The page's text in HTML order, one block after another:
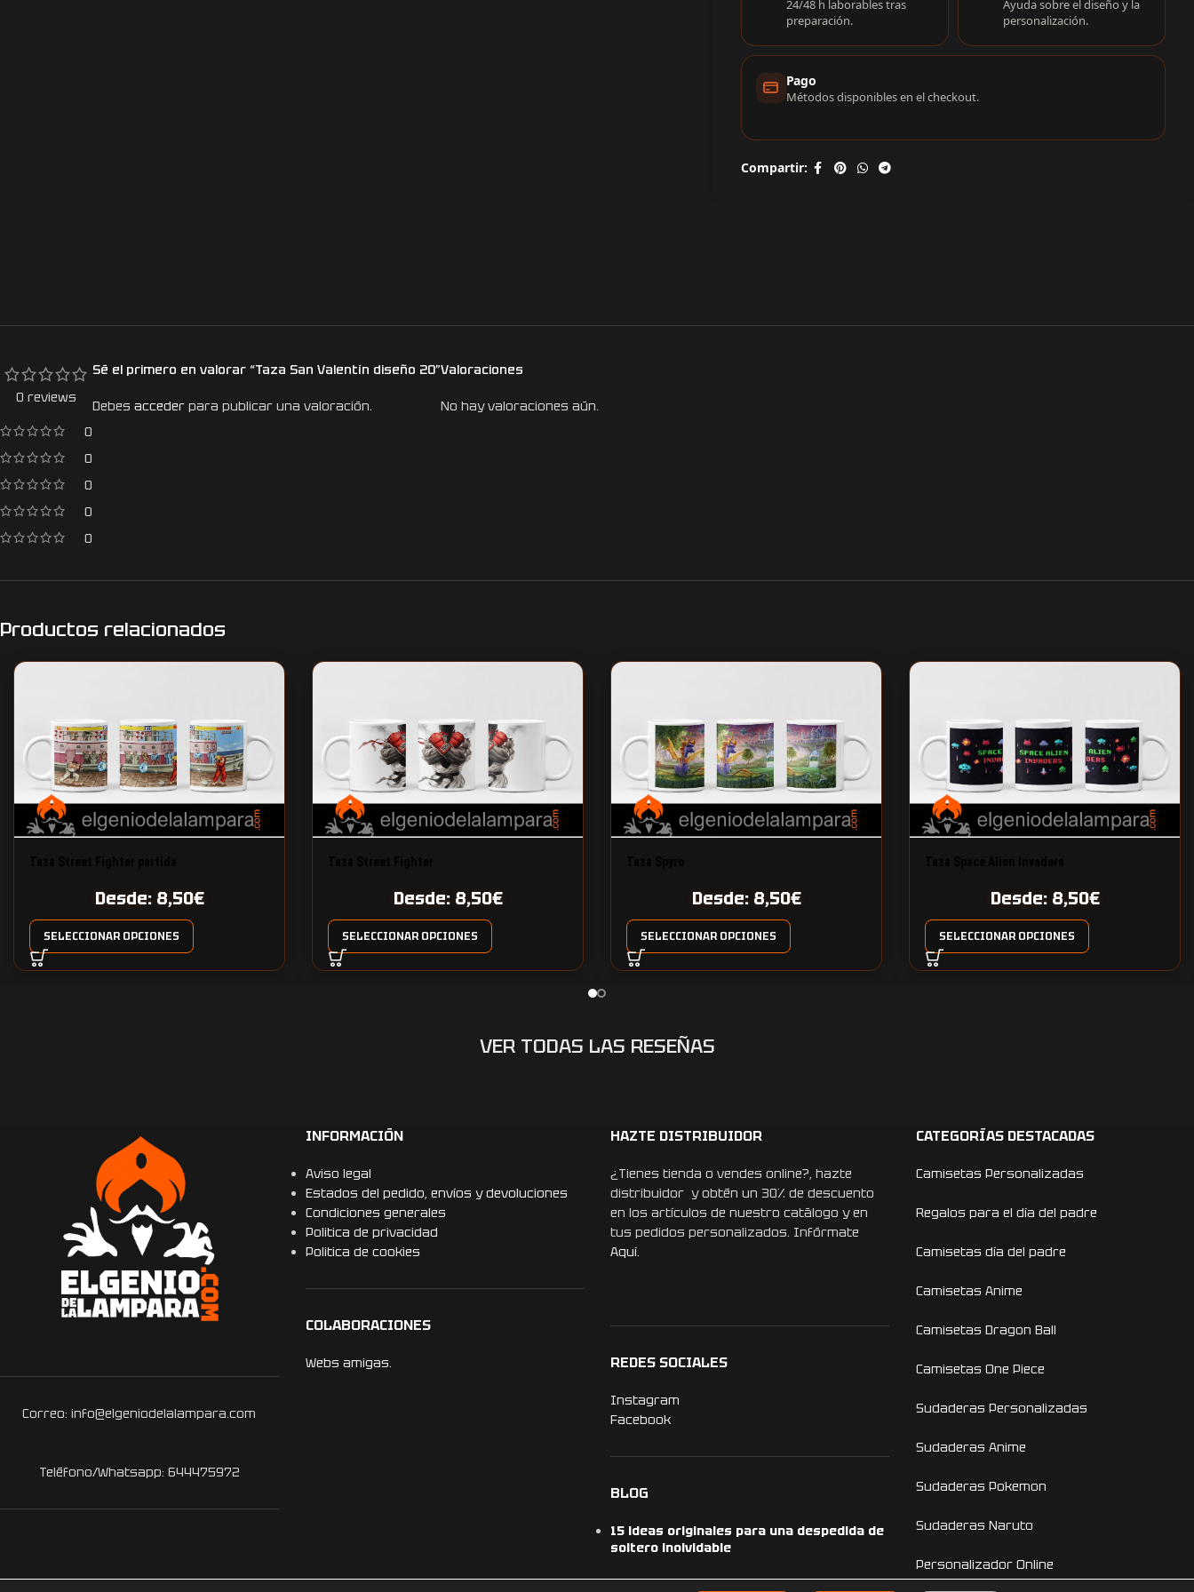
24/48 h laborables tras
preparación.
Ayuda sobre el diseño y la
personalización.
Pago
Métodos disponibles en el checkout.
Compartir:
0 reviews
0
0
0
0
0
Valoraciones
No hay valoraciones aún.
Sé el primero en valorar “Taza San Valentín diseño 20”
Debes acceder para publicar una valoración.
Productos relacionados
Desde: 8,50€
SELECCIONAR OPCIONES
Desde: 8,50€
SELECCIONAR OPCIONES
Desde: 8,50€
SELECCIONAR OPCIONES
Desde: 8,50€
SELECCIONAR OPCIONES
VER TODAS LAS RESEÑAS
Correo: info@elgeniodelalampara.com
Teléfono/Whatsapp: 644475972
INFORMACIÓN
Aviso legal
Estados del pedido, envíos y devoluciones
Condiciones generales
Politica de privacidad
Politica de cookies
COLABORACIONES
Webs amigas.
HAZTE DISTRIBUIDOR
¿Tienes tienda o vendes online?, hazte
distribuidor y obtén un 30% de descuento
en los artículos de nuestro catálogo y en
tus pedidos personalizados. Infórmate
Aquí.
REDES SOCIALES
Instagram
Facebook
BLOG
15 ideas originales para una despedida de
soltero inolvidable
CATEGORÍAS DESTACADAS
Camisetas Personalizadas
Regalos para el día del padre
Camisetas día del padre
Camisetas Anime
Camisetas Dragon Ball
Camisetas One Piece
Sudaderas Personalizadas
Sudaderas Anime
Sudaderas Pokemon
Sudaderas Naruto
Personalizador Online